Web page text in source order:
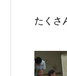
たくさ